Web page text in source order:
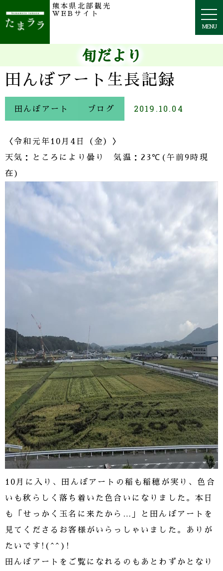
MENU
熊本県北部観光
WEBサイト
旬だより
田んぼアート生長記録
田んぼアート ブログ 2019.10.04
〈令和元年10月4日（金）〉
天気：ところにより曇り 気温：23℃(午前9時現
在)
10月に入り、田んぼアートの稲も稲穂が実り、色合
いも秋らしく落ち着いた色合いになりました。本日
も「せっかく玉名に来たから…」と田んぼアートを
見てくださるお客様がいらっしゃいました。ありが
たいです!(^^)!
田んぼアートをご覧になれるのもあとわずかとなり